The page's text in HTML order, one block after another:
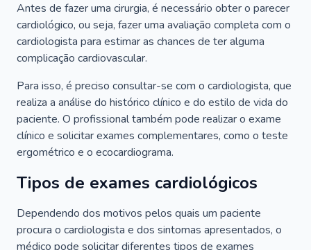
Antes de fazer uma cirurgia, é necessário obter o parecer
cardiológico, ou seja, fazer uma avaliação completa com o
cardiologista para estimar as chances de ter alguma
complicação cardiovascular.
Para isso, é preciso consultar-se com o cardiologista, que
realiza a análise do histórico clínico e do estilo de vida do
paciente. O profissional também pode realizar o exame
clínico e solicitar exames complementares, como o teste
ergométrico e o ecocardiograma.
Tipos de exames cardiológicos
Dependendo dos motivos pelos quais um paciente
procura o cardiologista e dos sintomas apresentados, o
médico pode solicitar diferentes tipos de exames